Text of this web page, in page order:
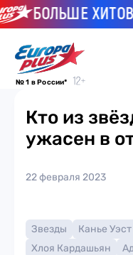
БОЛЬШЕ ХИТОВ!
№ 1 в России*
Кто из
ужасен в
22 февраля 2023
Звезды Канье Уэст
Хлоя Кардашьян